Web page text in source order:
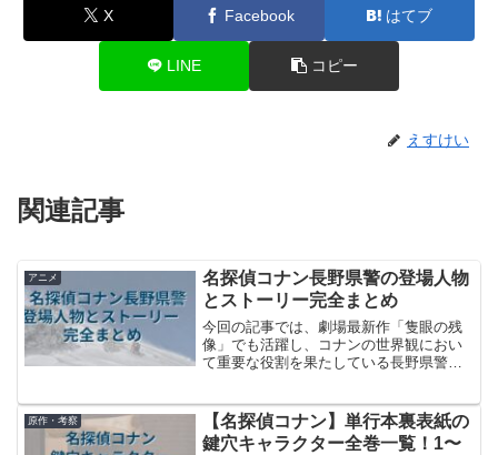
X Facebook はてブ
LINE コピー
えすけい
関連記事
アニメ
名探偵コナン長野県警の登場人物
とストーリー完全まとめ
今回の記事では、劇場最新作「隻眼の残
像」でも活躍し、コナンの世界観におい
て重要な役割を果たしている長野県警の
詳しく解説していきます！コナンファン
ならずとも興味をそそる内...
原作・考察
【名探偵コナン】単行本裏表紙の
鍵穴キャラクター全巻一覧！1〜